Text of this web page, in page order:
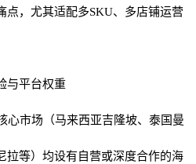
点，尤其适配多SKU、多店铺运营
与平台权重
心市场（马来西亚吉隆坡、泰国曼
拉等）均设有自营或深度合作的海